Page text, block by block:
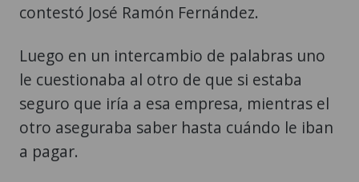
contestó José Ramón Fernández.
Luego en un intercambio de palabras uno
le cuestionaba al otro de que si estaba
seguro que iría a esa empresa, mientras el
otro aseguraba saber hasta cuándo le iban
a pagar.